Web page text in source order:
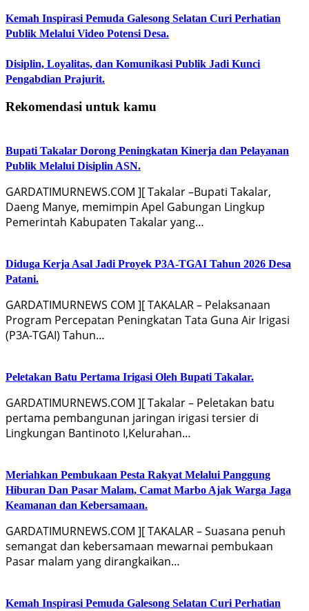
Kemah Inspirasi Pemuda Galesong Selatan Curi Perhatian
Publik Melalui Video Potensi Desa.
Disiplin, Loyalitas, dan Komunikasi Publik Jadi Kunci
Pengabdian Prajurit.
Rekomendasi untuk kamu
Bupati Takalar Dorong Peningkatan Kinerja dan Pelayanan
Publik Melalui Disiplin ASN.
GARDATIMURNEWS.COM ][ Takalar –Bupati Takalar,
Daeng Manye, memimpin Apel Gabungan Lingkup
Pemerintah Kabupaten Takalar yang…
Diduga Kerja Asal Jadi Proyek P3A-TGAI Tahun 2026 Desa
Patani.
GARDATIMURNEWS COM ][ TAKALAR – Pelaksanaan
Program Percepatan Peningkatan Tata Guna Air Irigasi
(P3A-TGAI) Tahun…
Peletakan Batu Pertama Irigasi Oleh Bupati Takalar.
GARDATIMURNEWS.COM ][ Takalar – Peletakan batu
pertama pembangunan jaringan irigasi tersier di
Lingkungan Bantinoto I,Kelurahan…
Meriahkan Pembukaan Pesta Rakyat Melalui Panggung
Hiburan Dan Pasar Malam, Camat Marbo Ajak Warga Jaga
Keamanan dan Kebersamaan.
GARDATIMURNEWS.COM ][ TAKALAR – Suasana penuh
semangat dan kebersamaan mewarnai pembukaan
Pasar malam yang dirangkaikan…
Kemah Inspirasi Pemuda Galesong Selatan Curi Perhatian